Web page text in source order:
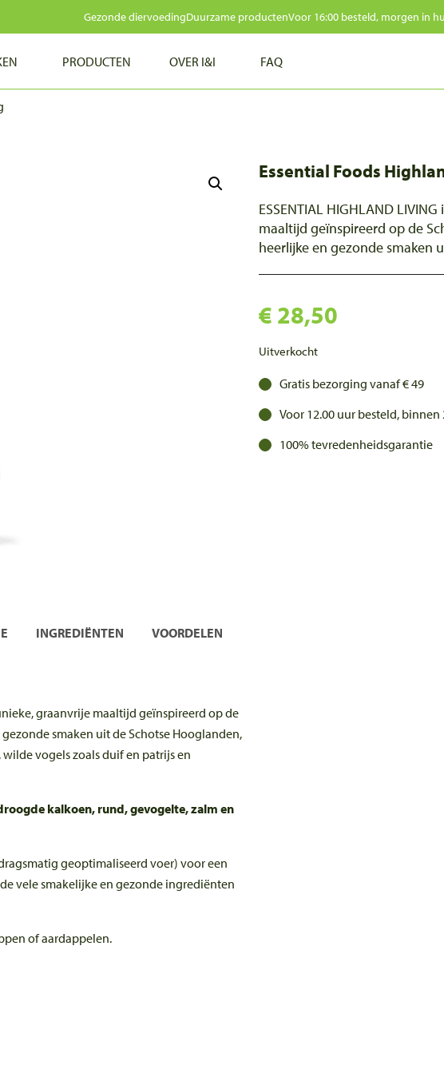
Gezonde diervoedingDuurzame productenVoor 16:00 besteld, morgen in
PRODUCTEN OVER I&I FAQ
Essential Foods
ESSENTIAL HIGHLAND
maaltijd geïnspireerd op de
heerlijke en gezonde smaken
€ 28,50
Uitverkocht
Gratis bezorging vanaf € 49
Voor 12.00 uur besteld,
100% tevredenheidsgarantie
INGREDIËNTEN VOORDELEN
graanvrije maaltijd geïnspireerd op de
smaken uit de Schotse Hooglanden,
vogels zoals duif en patrijs en
kalkoen, rund, gevogelte, zalm en
geoptimaliseerd voer) voor een
vele smakelijke en gezonde ingrediënten
of aardappelen.